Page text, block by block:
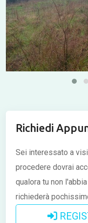
Richiedi
Sei interessato a
procedere dovrai
qualora tu non
richiederà